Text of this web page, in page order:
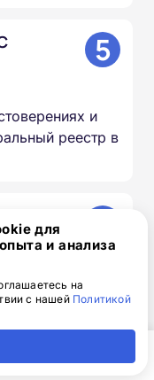
5
и
реестр в
в день
для
и анализа
на
с нашей Политикой